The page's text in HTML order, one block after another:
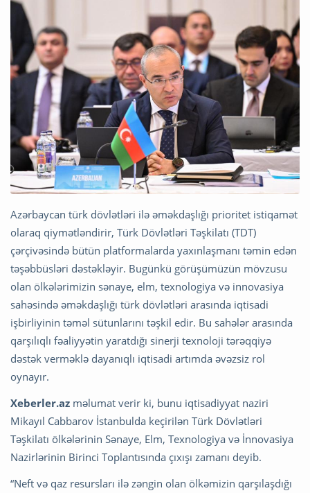
Azərbaycan türk dövlətləri ilə əməkdaşlığı prioritet istiqamət
olaraq qiymətləndirir, Türk Dövlətləri Təşkilatı (TDT)
çərçivəsində bütün platformalarda yaxınlaşmanı təmin edən
təşəbbüsləri dəstəkləyir. Bugünkü görüşümüzün mövzusu
olan ölkələrimizin sənaye, elm, texnologiya və innovasiya
sahəsində əməkdaşlığı türk dövlətləri arasında iqtisadi
işbirliyinin təməl sütunlarını təşkil edir. Bu sahələr arasında
qarşılıqlı fəaliyyətin yaratdığı sinerji texnoloji tərəqqiyə
dəstək verməklə dayanıqlı iqtisadi artımda əvəzsiz rol
oynayır.
Xeberler.az məlumat verir ki, bunu iqtisadiyyat naziri
Mikayıl Cabbarov İstanbulda keçirilən Türk Dövlətləri
Təşkilatı ölkələrinin Sənaye, Elm, Texnologiya və İnnovasiya
Nazirlərinin Birinci Toplantısında çıxışı zamanı deyib.
“Neft və qaz resursları ilə zəngin olan ölkəmizin qarşılaşdığı